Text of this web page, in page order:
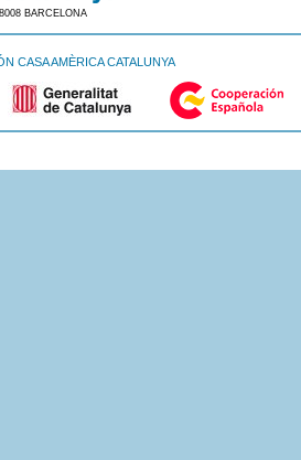
BARCELONA
CASA AMÈRICA CATALUNYA